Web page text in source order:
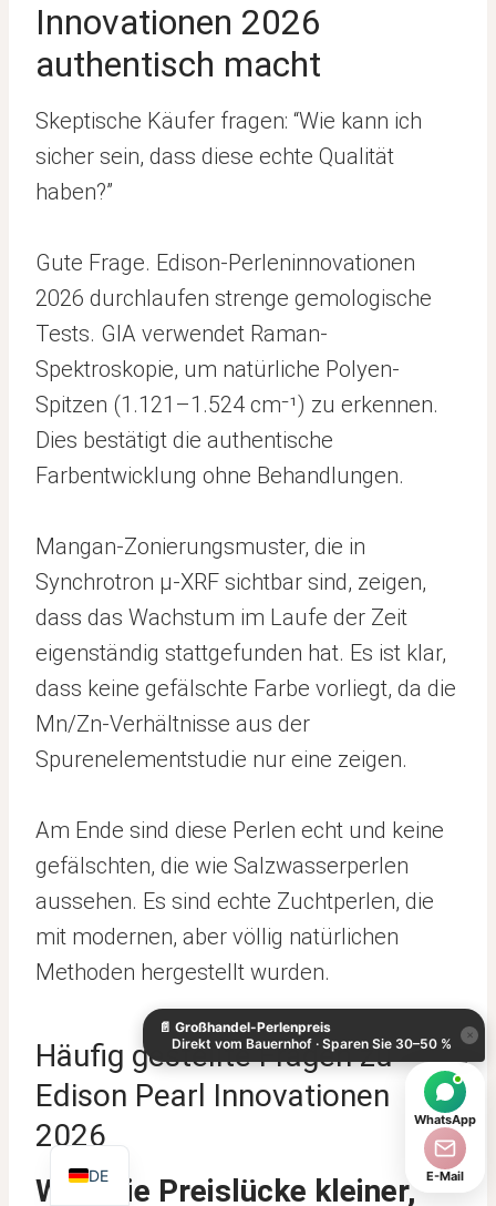
Innovationen 2026
authentisch macht
Skeptische Käufer fragen: “Wie kann ich
sicher sein, dass diese echte Qualität
haben?”
Gute Frage. Edison-Perleninnovationen
2026 durchlaufen strenge gemologische
Tests. GIA verwendet Raman-
Spektroskopie, um natürliche Polyen-
Spitzen (1.121–1.524 cm⁻¹) zu erkennen.
Dies bestätigt die authentische
Farbentwicklung ohne Behandlungen.
Mangan-Zonierungsmuster, die in
Synchrotron μ-XRF sichtbar sind, zeigen,
dass das Wachstum im Laufe der Zeit
eigenständig stattgefunden hat. Es ist klar,
dass keine gefälschte Farbe vorliegt, da die
Mn/Zn-Verhältnisse aus der
Spurenelementstudie nur eine zeigen.
Am Ende sind diese Perlen echt und keine
gefälschten, die wie Salzwasserperlen
aussehen. Es sind echte Zuchtperlen, die
mit modernen, aber völlig natürlichen
Methoden hergestellt wurden.
Häufig gestellte Fragen zu
Edison Pearl Innovationen
2026
Wird die Preislücke kleiner,
📄 Großhandel-Perlenpreis
Direkt vom Bauernhof · Sparen Sie 30–50 %
×
WhatsApp
E-Mail
DE
EN
JA
AR